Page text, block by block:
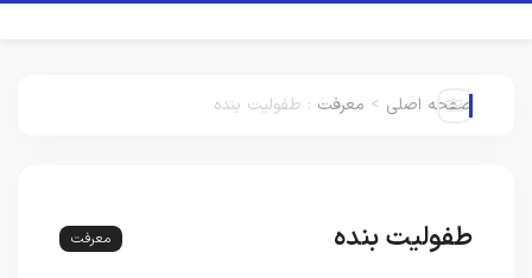
صفحه اصلی > معرفت : طفولیت بنده
طفولیت بنده معرفت